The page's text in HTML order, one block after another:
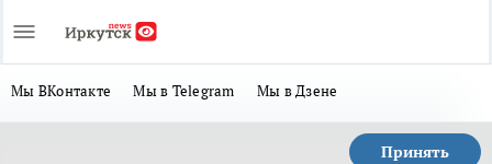
Мы ВКонтакте Мы в Telegram Мы в Дзене
Принять